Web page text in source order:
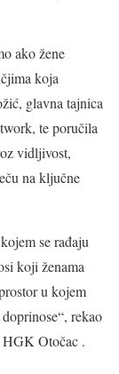
ako žene
koja
glavna tajnica
te poručila
vidljivost,
na ključne
se rađaju
koji ženama
u kojem
rekao
Otočac .